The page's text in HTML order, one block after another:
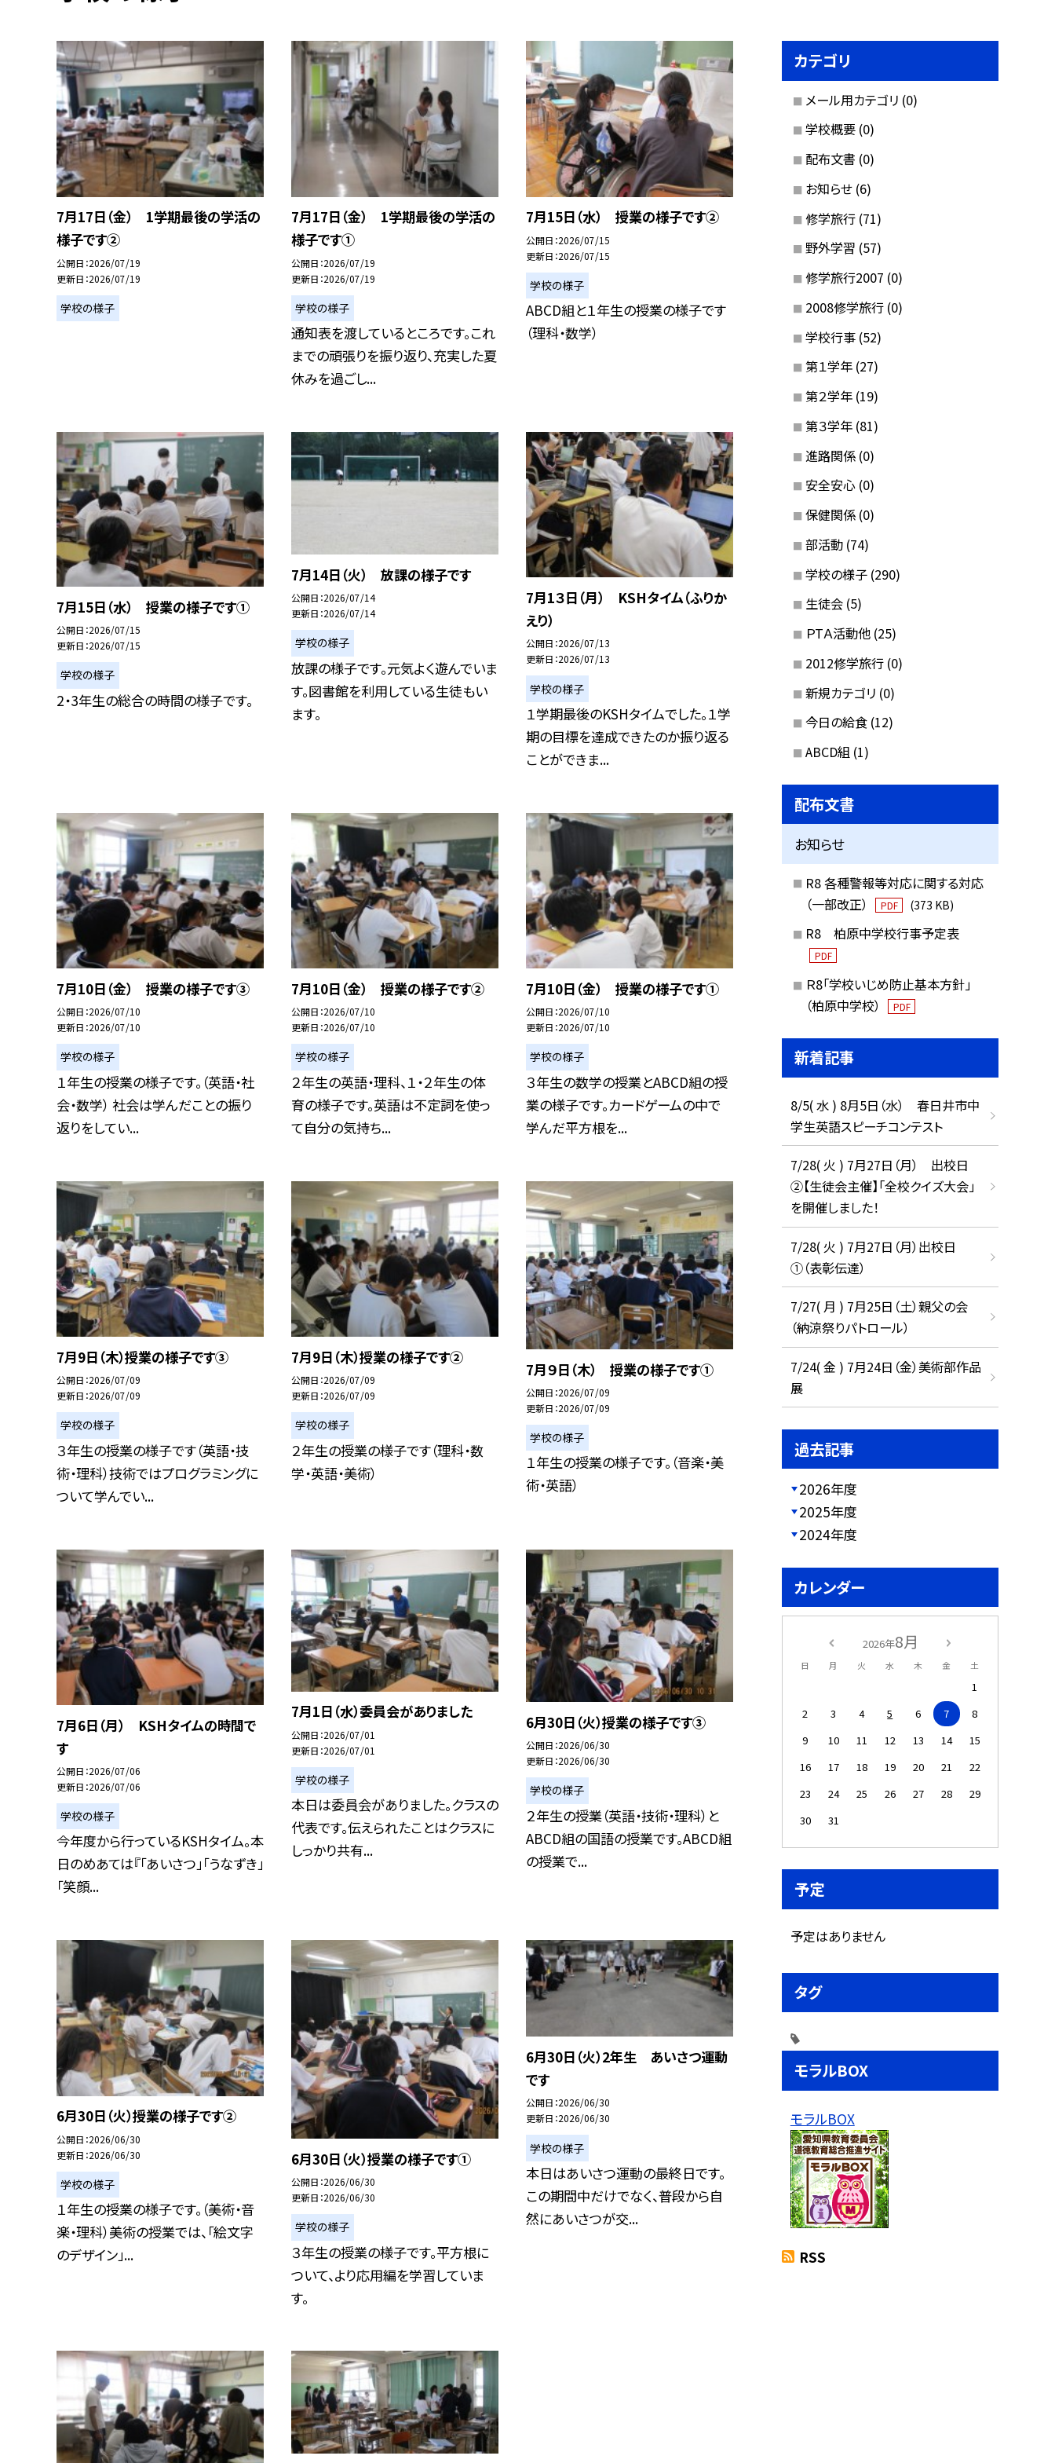
7月17日（金） 1学期最後の学活の
様子です②
公開日 2026/07/19
更新日 2026/07/19
学校の様子
7月17日（金） 1学期最後の学活の
様子です①
公開日 2026/07/19
更新日 2026/07/19
学校の様子
通知表を渡しているところです。これ
までの頑張りを振り返り、充実した夏
休みを過ごし...
7月15日（水） 授業の様子です②
公開日 2026/07/15
更新日 2026/07/15
学校の様子
ABCD組と１年生の授業の様子です
（理科・数学）
7月15日（水） 授業の様子です①
公開日 2026/07/15
更新日 2026/07/15
学校の様子
2・3年生の総合の時間の様子です。
7月14日（火） 放課の様子です
公開日 2026/07/14
更新日 2026/07/14
学校の様子
放課の様子です。元気よく遊んでいま
す。図書館を利用している生徒もい
ます。
7月1３日（月） KSHタイム（ふりか
えり）
公開日 2026/07/13
更新日 2026/07/13
学校の様子
１学期最後のKSHタイムでした。１学
期の目標を達成できたのか振り返る
ことができま...
7月10日（金） 授業の様子です③
公開日 2026/07/10
更新日 2026/07/10
学校の様子
１年生の授業の様子です。（英語・社
会・数学） 社会は学んだことの振り
返りをしてい...
7月10日（金） 授業の様子です②
公開日 2026/07/10
更新日 2026/07/10
学校の様子
２年生の英語・理科、１・２年生の体
育の様子です。英語は不定詞を使っ
て自分の気持ち...
7月10日（金） 授業の様子です①
公開日 2026/07/10
更新日 2026/07/10
学校の様子
３年生の数学の授業とABCD組の授
業の様子です。カードゲームの中で
学んだ平方根を...
7月9日（木）授業の様子です③
公開日 2026/07/09
更新日 2026/07/09
学校の様子
３年生の授業の様子です（英語・技
術・理科）技術ではプログラミングに
ついて学んでい...
7月9日（木）授業の様子です②
公開日 2026/07/09
更新日 2026/07/09
学校の様子
２年生の授業の様子です（理科・数
学・英語・美術）
7月９日（木） 授業の様子です①
公開日 2026/07/09
更新日 2026/07/09
学校の様子
１年生の授業の様子です。（音楽・美
術・英語）
7月6日（月） KSHタイムの時間で
す
公開日 2026/07/06
更新日 2026/07/06
学校の様子
今年度から行っているKSHタイム。本
日のめあては『「あいさつ」「うなずき」
「笑顔...
7月1日（水）委員会がありました
公開日 2026/07/01
更新日 2026/07/01
学校の様子
本日は委員会がありました。クラスの
代表です。伝えられたことはクラスに
しっかり共有...
6月30日（火）授業の様子です③
公開日 2026/06/30
更新日 2026/06/30
学校の様子
２年生の授業（英語・技術・理科）と
ABCD組の国語の授業です。ABCD組
の授業で...
6月30日（火）授業の様子です②
公開日 2026/06/30
更新日 2026/06/30
学校の様子
１年生の授業の様子です。（美術・音
楽・理科）美術の授業では、「絵文字
のデザイン」...
6月30日（火）授業の様子です①
公開日 2026/06/30
更新日 2026/06/30
学校の様子
３年生の授業の様子です。平方根に
ついて、より応用編を学習していま
す。
6月30日（火）2年生 あいさつ運動
です
公開日 2026/06/30
更新日 2026/06/30
学校の様子
本日はあいさつ運動の最終日です。
この期間中だけでなく、普段から自
然にあいさつが交...
カテゴリ
メール用カテゴリ (0)
学校概要 (0)
配布文書 (0)
お知らせ (6)
修学旅行 (71)
野外学習 (57)
修学旅行2007 (0)
2008修学旅行 (0)
学校行事 (52)
第１学年 (27)
第２学年 (19)
第３学年 (81)
進路関係 (0)
安全安心 (0)
保健関係 (0)
部活動 (74)
学校の様子 (290)
生徒会 (5)
ＰTＡ活動他 (25)
2012修学旅行 (0)
新規カテゴリ (0)
今日の給食 (12)
ABCD組 (1)
配布文書
お知らせ
R8 各種警報等対応に関する対応
（一部改正）
PDF (373 KB)
R8 柏原中学校行事予定表
PDF
Ｒ8「学校いじめ防止基本方針」
（柏原中学校）
PDF
新着記事
8/5( 水 ) 8月5日（水） 春日井市中
学生英語スピーチコンテスト
7/28( 火 ) 7月27日（月） 出校日
②【生徒会主催】「全校クイズ大会」
を開催しました！
7/28( 火 ) 7月27日（月）出校日
①（表彰伝達）
7/27( 月 ) 7月25日（土）親父の会
（納涼祭りパトロール）
7/24( 金 ) 7月24日（金）美術部作品
展
過去記事
2026年度
2025年度
2024年度
カレンダー
2026年8月
日 月 火 水 木 金 土
1
2
3 4 5 6 7
8
9
10 11 12 13 14
15
16
17 18 19 20 21
22
23
24 25 26 27 28
29
30
31
予定
予定はありません
タグ
モラルBOX
モラルBOX
RSS